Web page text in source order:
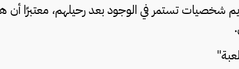
شخصيات تستمر في الوجود بعد رحيلهم، معتبرًا أن